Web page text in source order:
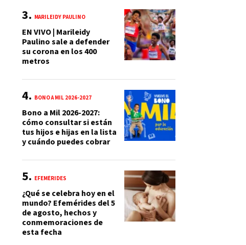
MARILEIDY PAULINO
EN VIVO | Marileidy
Paulino sale a defender
su corona en los 400
metros
BONO A MIL 2026-2027
Bono a Mil 2026-2027:
cómo consultar si están
tus hijos e hijas en la lista
y cuándo puedes cobrar
EFEMÉRIDES
¿Qué se celebra hoy en el
mundo? Efemérides del 5
de agosto, hechos y
conmemoraciones de
esta fecha